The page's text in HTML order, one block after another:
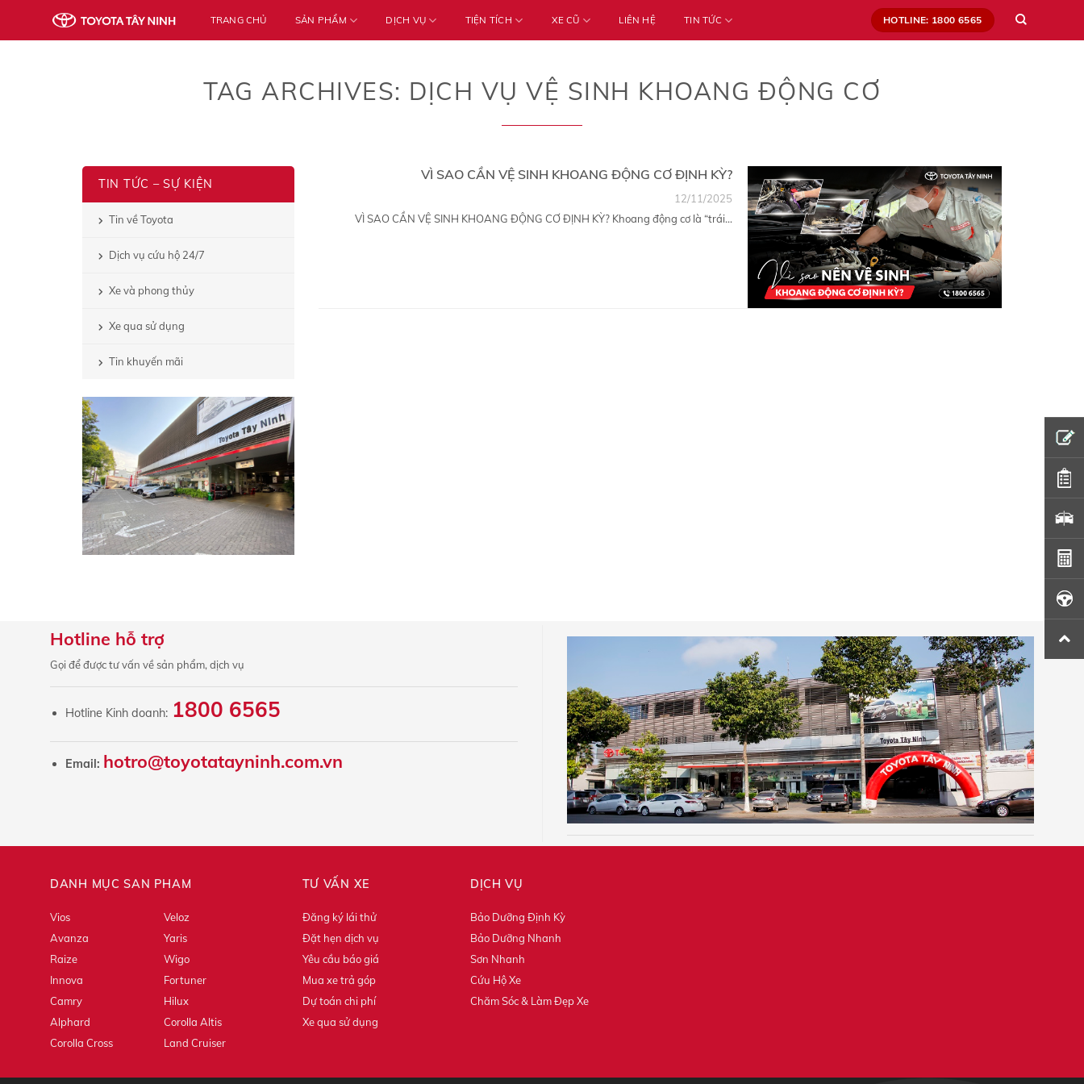
Tôi đã đọc và đồng ý với các quy định và chính sách
về bảo mật thông tin của Toyota. Tôi đồng ý gửi thông tin
của mình đến Toyota. Toyota sẽ giữ, sử dụng và đảm bảo
bảo mật thông tin của tôi theo quy định pháp luật.
TRANG CHỦ SẢN PHẨM DỊCH VỤ TIỆN TÍCH XE CŨ LIÊN HỆ TIN TỨC HOTLINE: 1800 6565
TAG ARCHIVES: DỊCH VỤ VỆ SINH KHOANG ĐỘNG CƠ
TIN TỨC – SỰ KIỆN
Tin về Toyota
Dịch vụ cứu hộ 24/7
Xe và phong thủy
Xe qua sử dụng
Tin khuyến mãi
VÌ SAO CẦN VỆ SINH KHOANG ĐỘNG CƠ ĐỊNH KỲ?
VÌ SAO CẦN VỆ SINH KHOANG ĐỘNG CƠ ĐỊNH KỲ? Khoang động cơ là “trái...
12/11/2025
Hotline hỗ trợ
Gọi để được tư vấn về sản phẩm, dịch vụ
Hotline Kinh doanh: 1800 6565
Email: hotro@toyotatayninh.com.vn
DANH MỤC SẢN PHẨM
Vios
Veloz
Avanza
Yaris
Raize
Wigo
Innova
Fortuner
Camry
Hilux
Alphard
Corolla Altis
Corolla Cross
Land Cruiser
TƯ VẤN XE
Đăng ký lái thử
Đặt hẹn dịch vụ
Yêu cầu báo giá
Mua xe trả góp
Dự toán chi phí
Xe qua sử dụng
DỊCH VỤ
Bảo Dưỡng Định Kỳ
Bảo Dưỡng Nhanh
Sơn Nhanh
Cứu Hộ Xe
Chăm Sóc & Làm Đẹp Xe